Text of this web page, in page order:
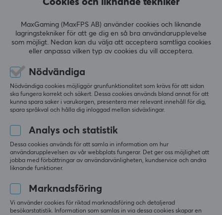
GARANTI
1 års garanti
0.0
Baserat på 0 recensioner
4
2
0%
1
0%
LÄMNA RECENSION
Mer från vårt Community
Cookies och liknande tekniker
MaxGaming (MaxFPS AB) använder cookies och liknande
lagringstekniker för att ge dig en så bra användarupplevelse
som möjligt. Nedan kan du välja att acceptera samtliga cookies
eller anpassa vilken typ av cookies du vill acceptera.
Nödvändiga
Nödvändiga cookies möjliggör grunfunktionalitet som krävs för att sidan
ska fungera korrekt och säkert. Dessa cookies används bland annat för att
kunna spara saker i varukorgen, presentera mer relevant innehåll för dig,
spara språkval och hålla dig inloggad mellan sidväxlingar.
Analys och statistik
Dessa cookies används för att samla in information om hur
användarupplevelsen av vår webbplats fungerar. Det ger oss möjlighet att
jobba med förbättringar av användarvänligheten, kundservice och andra
liknande funktioner.
Marknadsföring
Vi använder cookies för riktad marknadsföring och detaljerad
besökarstatistik. Information som samlas in via dessa cookies skapar en